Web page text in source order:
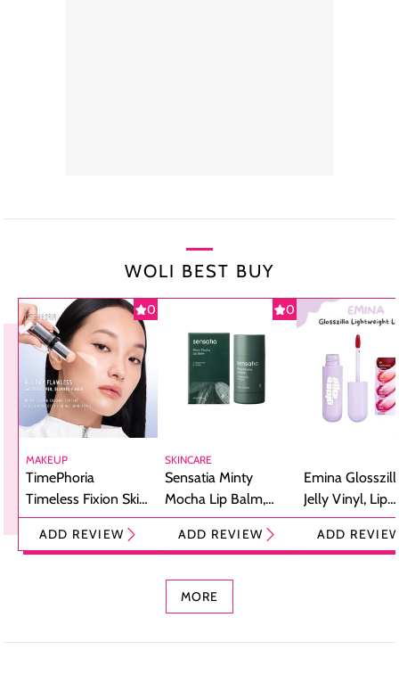
WOLI BEST BUY
0
MAKEUP
TimePhoria
Timeless Fixion Skin
Tint Stick,
Foundation dan
ADD REVIEW
0
SKINCARE
Sensatia Minty
Mocha Lip Balm,
Pelembap Bibir
dengan Aroma
ADD REVIEW
Emina
Jelly Vinyl, Lip
Cream Glossy
Ringan
ADD
MORE